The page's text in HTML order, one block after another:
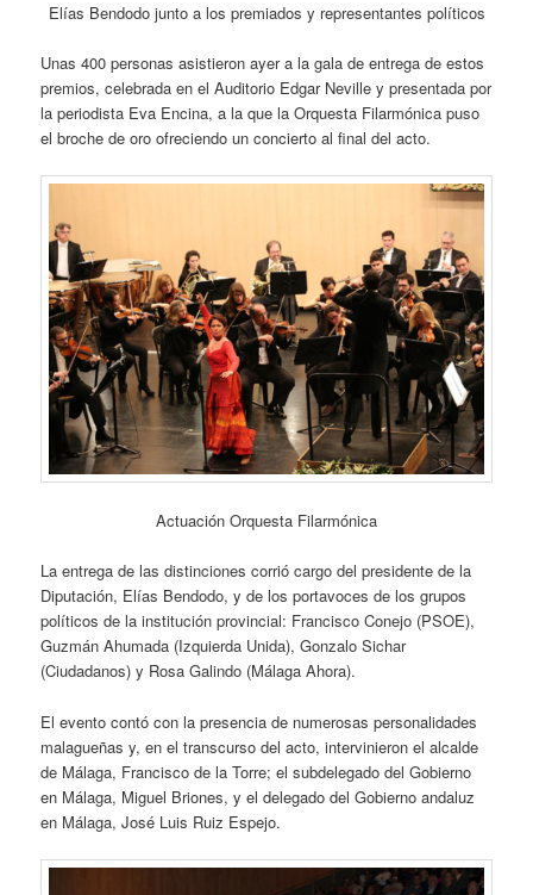
Elías Bendodo junto a los premiados y representantes políticos
Unas 400 personas asistieron ayer a la gala de entrega de estos
premios, celebrada en el Auditorio Edgar Neville y presentada por
la periodista Eva Encina, a la que la Orquesta Filarmónica puso
el broche de oro ofreciendo un concierto al final del acto.
Actuación Orquesta Filarmónica
La entrega de las distinciones corrió cargo del presidente de la
Diputación, Elías Bendodo, y de los portavoces de los grupos
políticos de la institución provincial: Francisco Conejo (PSOE),
Guzmán Ahumada (Izquierda Unida), Gonzalo Sichar
(Ciudadanos) y Rosa Galindo (Málaga Ahora).
El evento contó con la presencia de numerosas personalidades
malagueñas y, en el transcurso del acto, intervinieron el alcalde
de Málaga, Francisco de la Torre; el subdelegado del Gobierno
en Málaga, Miguel Briones, y el delegado del Gobierno andaluz
en Málaga, José Luis Ruiz Espejo.